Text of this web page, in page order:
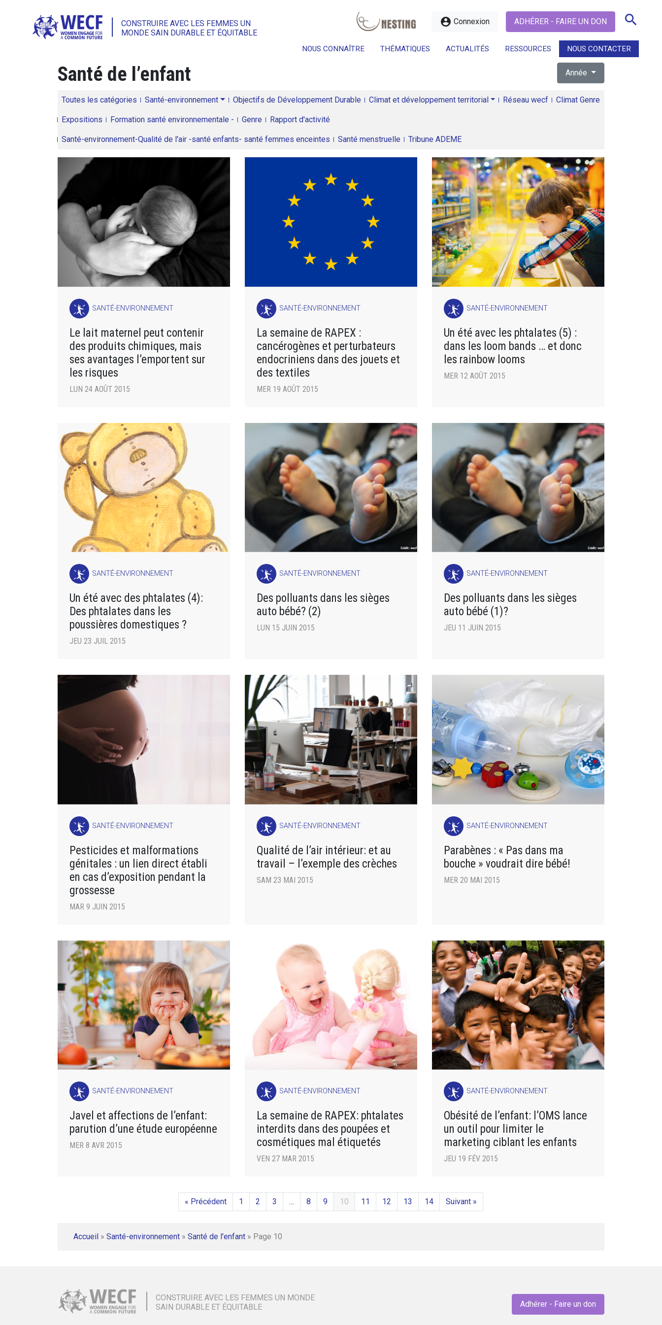
CONSTRUIRE AVEC LES FEMMES UN
MONDE SAIN DURABLE ET ÉQUITABLE
account_circle Connexion ADHÉRER - FAIRE UN DON search
NOUS CONNAÎTRE THÉMATIQUES ACTUALITÉS RESSOURCES NOUS CONTACTER
search
Santé de l’enfant Année
Toutes les catégories Santé-environnement Objectifs de Développement Durable Climat et développement territorial Réseau wecf Climat Genre
Expositions Formation santé environnementale - Genre Rapport d'activité
Santé-environnement-Qualité de l'air -santé enfants- santé femmes enceintes Santé menstruelle Tribune ADEME
SANTÉ-ENVIRONNEMENT
Le lait maternel peut contenir
des produits chimiques, mais
ses avantages l’emportent sur
les risques
LUN 24 AOÛT 2015
SANTÉ-ENVIRONNEMENT
La semaine de RAPEX :
cancérogènes et perturbateurs
endocriniens dans des jouets et
des textiles
MER 19 AOÛT 2015
SANTÉ-ENVIRONNEMENT
Un été avec les phtalates (5) :
dans les loom bands … et donc
les rainbow looms
MER 12 AOÛT 2015
SANTÉ-ENVIRONNEMENT
Un été avec des phtalates (4):
Des phtalates dans les
poussières domestiques ?
JEU 23 JUIL 2015
SANTÉ-ENVIRONNEMENT
Des polluants dans les sièges
auto bébé? (2)
LUN 15 JUIN 2015
SANTÉ-ENVIRONNEMENT
Des polluants dans les sièges
auto bébé (1)?
JEU 11 JUIN 2015
SANTÉ-ENVIRONNEMENT
Pesticides et malformations
génitales : un lien direct établi
en cas d’exposition pendant la
grossesse
MAR 9 JUIN 2015
SANTÉ-ENVIRONNEMENT
Qualité de l’air intérieur: et au
travail – l’exemple des crèches
SAM 23 MAI 2015
SANTÉ-ENVIRONNEMENT
Parabènes : « Pas dans ma
bouche » voudrait dire bébé!
MER 20 MAI 2015
SANTÉ-ENVIRONNEMENT
Javel et affections de l’enfant:
parution d’une étude européenne
MER 8 AVR 2015
SANTÉ-ENVIRONNEMENT
La semaine de RAPEX: phtalates
interdits dans des poupées et
cosmétiques mal étiquetés
VEN 27 MAR 2015
SANTÉ-ENVIRONNEMENT
Obésité de l’enfant: l’OMS lance
un outil pour limiter le
marketing ciblant les enfants
JEU 19 FÉV 2015
« Précédent 1 2 3 … 8 9 10 11 12 13 14 Suivant »
Accueil » Santé-environnement » Santé de l'enfant » Page 10
CONSTRUIRE AVEC LES FEMMES UN MONDE
SAIN DURABLE ET ÉQUITABLE
Adhérer - Faire un don